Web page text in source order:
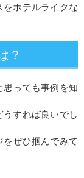
ホテルライクな
？
思っても事例を知
すれば良いでし
ぜひ掴んでみて